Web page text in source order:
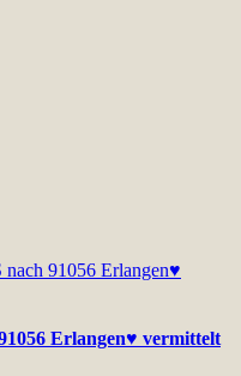
Erlangen♥ vermittelt